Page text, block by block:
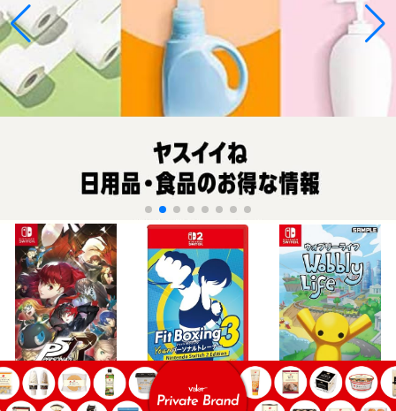
¥3,680 ¥6,627 ¥3,145